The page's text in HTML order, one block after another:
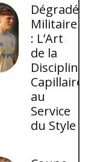
Dégradé
Militaire
: L’Art
de la
Discipline
Capillaire
au
Service
du Style